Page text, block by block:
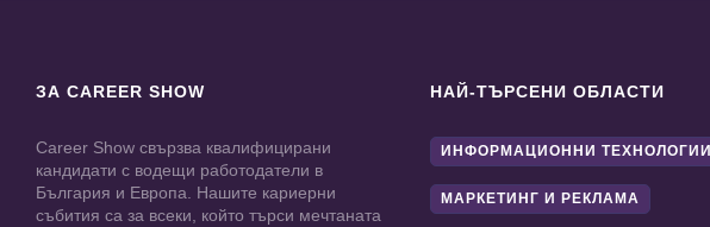
ЗА CAREER SHOW
Career Show свързва квалифицирани
кандидати с водещи работодатели в
България и Европа. Нашите кариерни
събития са за всеки, който търси мечтаната
НАЙ-ТЪРСЕНИ ОБЛАСТИ
ИНФОРМАЦИОННИ ТЕХНОЛОГИИ
МАРКЕТИНГ И РЕКЛАМА